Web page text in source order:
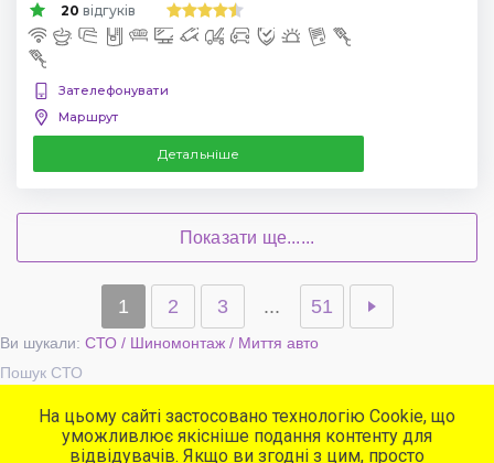
20 відгуків
Зателефонувати
Маршрут
Детальніше
Показати ще......
1 2 3 ... 51
Ви шукали: СТО / Шиномонтаж / Миття авто
Пошук СТО
Популярні сервіси
СТО
На цьому сайті застосовано технологію Cookie, що
уможливлює якісніше подання контенту для
відвідувачів. Якщо ви згодні з цим, просто